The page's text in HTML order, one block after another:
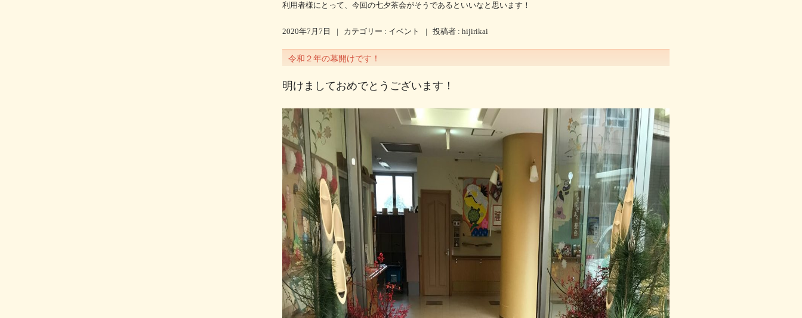
利用者様にとって、今回の七夕茶会がそうであるといいなと思います！
2020年7月7日 | カテゴリー : イベント | 投稿者 : hijirikai
令和２年の幕開けです！
明けましておめでとうございます！